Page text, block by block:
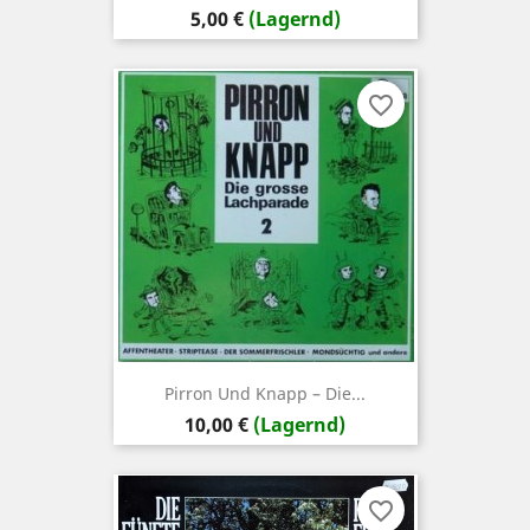
Preis
5,00 € (Lagernd)
Pirron Und Knapp ‎– Die...
Preis
10,00 € (Lagernd)
favorite_border
favorite_border